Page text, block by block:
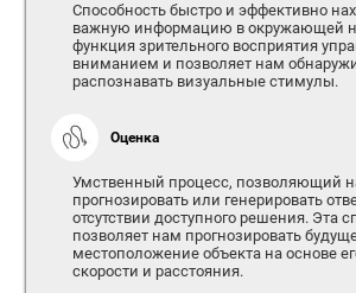
Способность быстро и эффективно
важную информацию в окружающей
функция зрительного восприятия
вниманием и позволяет нам
распознавать визуальные стимулы.
Оценка
Умственный процесс, позволяющий
прогнозировать или генерировать
отсутствии доступного решения. Эта
позволяет нам прогнозировать
местоположение объекта на основе
скорости и расстояния.